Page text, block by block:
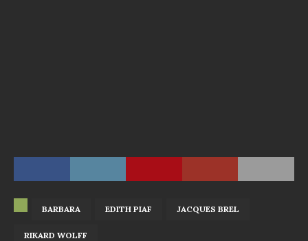
BARBARA EDITH PIAF JACQUES BREL
RIKARD WOLFF